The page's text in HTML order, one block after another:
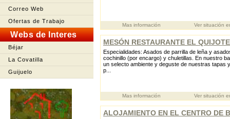
Correo Web
Ofertas de Trabajo
Webs de Interes
Béjar
La Covatilla
Guijuelo
Mas información Ver situación
MESÓN RESTAURANTE EL QUIJOTE
Especialidades: Asados de parrilla de leña y
cochinillo (por encargo) y chuletillas. En nuestro
un selecto ambiente y deguste de nuestras tapas
p...
Mas información Ver situación
ALOJAMIENTO EN EL CENTRO DE